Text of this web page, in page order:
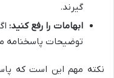
گیرند.
ابهامات را رفع کنید:
توضیحات پاسخنامه
نکته مهم این است که